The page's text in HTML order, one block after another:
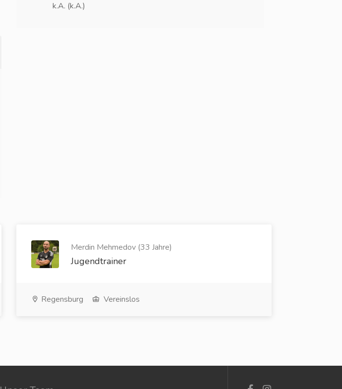
k.A. (k.A.)
Merdin Mehmedov (33 Jahre)
Jugendtrainer
Regensburg Vereinslos